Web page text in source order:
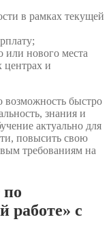
в рамках текущей
или нового места
центрах и
быстро
знания и
актуально для
повысить свою
требованиям на
работе» с